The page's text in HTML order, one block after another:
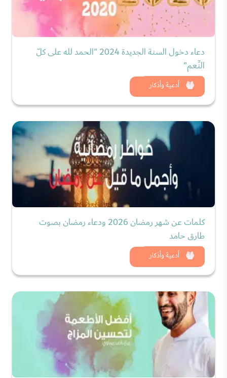
أدعية وأذكار
دعاء دخول السنة الجديدة 2024 "الحمد لله على كلّ
النِّعم"
شاهد الان
أدعية وأذكار
كلمات عن شهر رمضان 2026 ودعاء رمضان بصوت
طارق حامد
شاهد الان